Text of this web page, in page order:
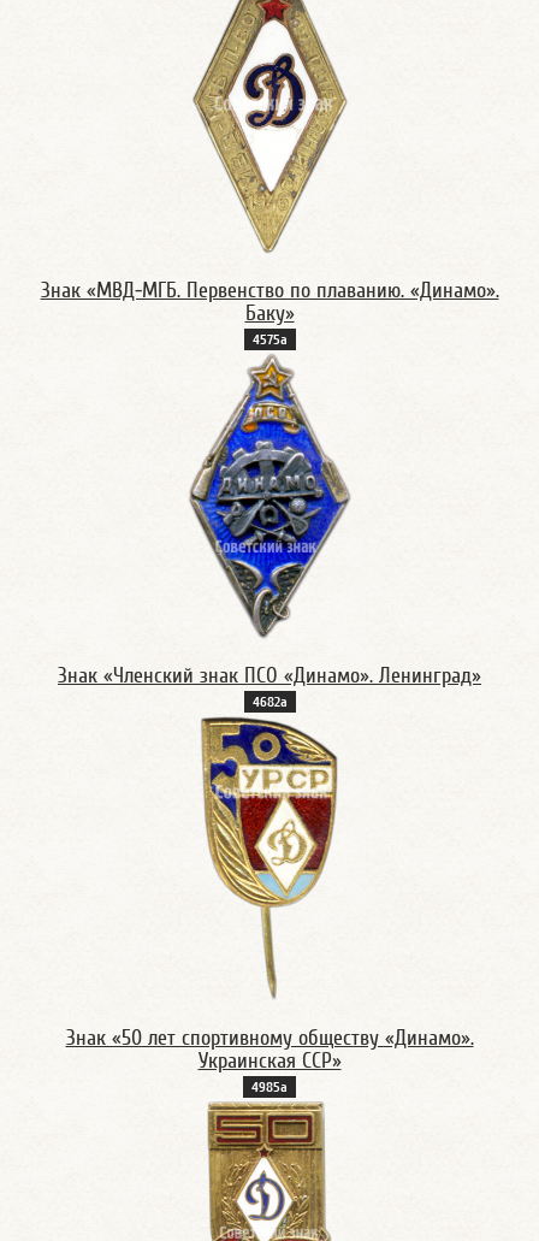
Знак «МВД-МГБ. Первенство по плаванию. «Динамо».
Баку»
4575а
Знак «Членский знак ПСО «Динамо». Ленинград»
4682а
Знак «50 лет спортивному обществу «Динамо».
Украинская ССР»
4985а